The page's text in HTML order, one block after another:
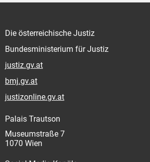
Die österreichische Justiz
Bundesministerium für Justiz
justiz.gv.at
bmj.gv.at
justizonline.gv.at
Palais Trautson
Museumstraße 7
1070 Wien